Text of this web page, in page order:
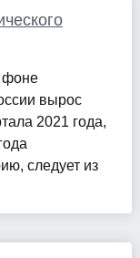
фоне
вырос
2021 года,
следует из